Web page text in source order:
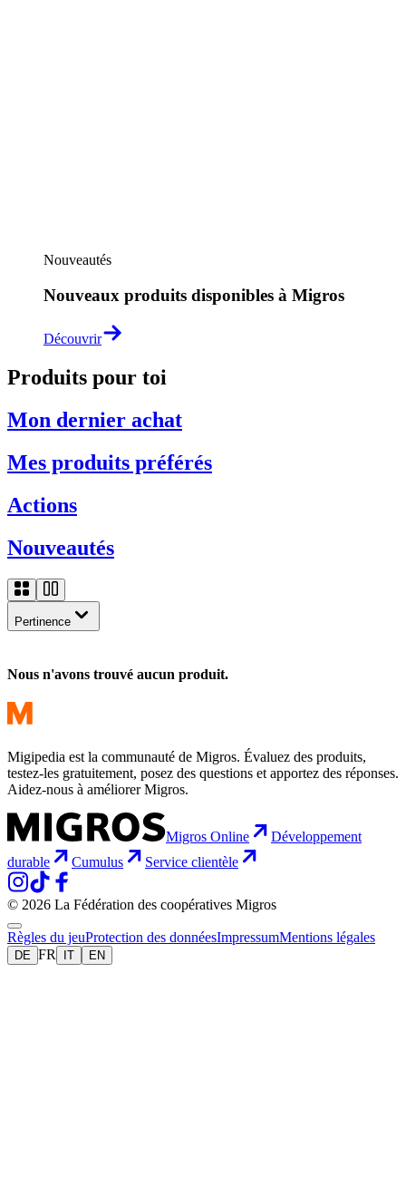
Nouveautés
Nouveaux produits disponibles à Migros
Découvrir
Produits pour toi
Mon dernier achat
Mes produits préférés
Actions
Nouveautés
Pertinence
Nous n'avons trouvé aucun produit.
Migipedia est la communauté de Migros. Évaluez des produits,
testez-les gratuitement, posez des questions et apportez des réponses.
Aidez-nous à améliorer Migros.
Migros Online
Développement
durable
Cumulus Service clientèle
© 2026 La Fédération des coopératives Migros
Règles du jeuProtection des donnéesImpressumMentions légales
DE FR IT EN